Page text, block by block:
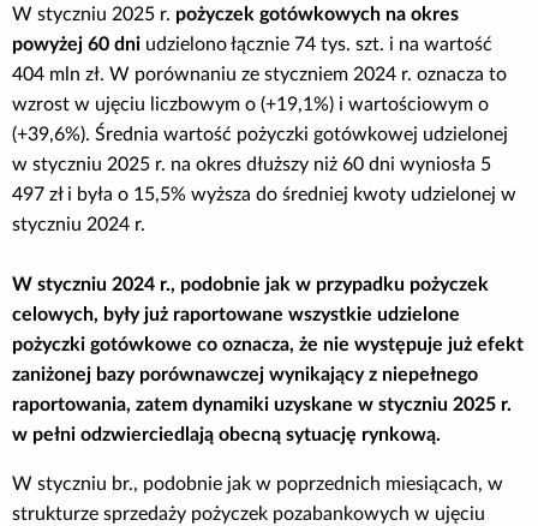
W styczniu 2025 r. pożyczek gotówkowych na okres
powyżej 60 dni udzielono łącznie 74 tys. szt. i na wartość
404 mln zł. W porównaniu ze styczniem 2024 r. oznacza to
wzrost w ujęciu liczbowym o (+19,1%) i wartościowym o
(+39,6%). Średnia wartość pożyczki gotówkowej udzielonej
w styczniu 2025 r. na okres dłuższy niż 60 dni wyniosła 5
497 zł i była o 15,5% wyższa do średniej kwoty udzielonej w
styczniu 2024 r.
W styczniu 2024 r., podobnie jak w przypadku pożyczek
celowych, były już raportowane wszystkie udzielone
pożyczki gotówkowe co oznacza, że nie występuje już efekt
zaniżonej bazy porównawczej wynikający z niepełnego
raportowania, zatem dynamiki uzyskane w styczniu 2025 r.
w pełni odzwierciedlają obecną sytuację rynkową.
W styczniu br., podobnie jak w poprzednich miesiącach, w
strukturze sprzedaży pożyczek pozabankowych w ujęciu